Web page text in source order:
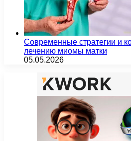
Современные стратегии и
лечению миомы матки
05.05.2026